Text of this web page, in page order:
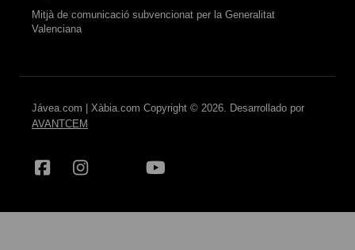
Mitjà de comunicació subvencionat per la Generalitat
Valenciana
Jávea.com | Xàbia.com Copyright © 2026. Desarrollado por
AVANTCEM